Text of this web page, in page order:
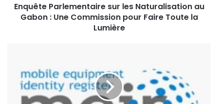
Enquête Parlementaire sur les Naturalisation au
Gabon : Une Commission pour Faire Toute la
Lumière